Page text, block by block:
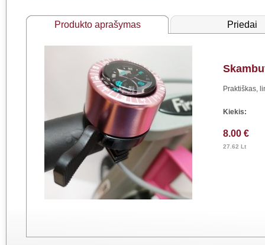
Produkto aprašymas Priedai
Praktiškas,
Kiekis:
8.00 €
27.62 Lt